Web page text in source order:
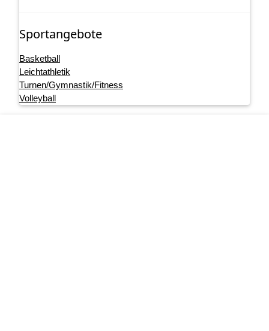
Sportangebote
Basketball
Leichtathletik
Turnen/Gymnastik/Fitness
Volleyball